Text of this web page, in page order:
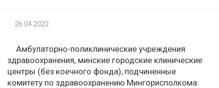
26.04.2022
Амбулаторно-поликлинические учреждения
здравоохранения, минские городские клинические
центры (без коечного фонда), подчиненные
комитету по здравоохранению Мингорисполкома: